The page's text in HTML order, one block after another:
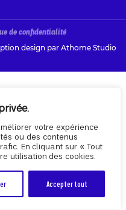
votre expérience
ou des contenus
En cliquant sur « Tout
utilisation des cookies.
Accepter tout
de confidentialité
design par Athome Studio